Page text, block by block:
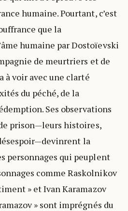
humaine. Pourtant, c’est
que la
humaine par Dostoïevski
de meurtriers et de
à voir avec une clarté
du péché, de la
Ses observations
prison—leurs histoires,
la
personnages qui peuplent
comme Raskolnikov
» et Ivan Karamazov
» sont imprégnés du